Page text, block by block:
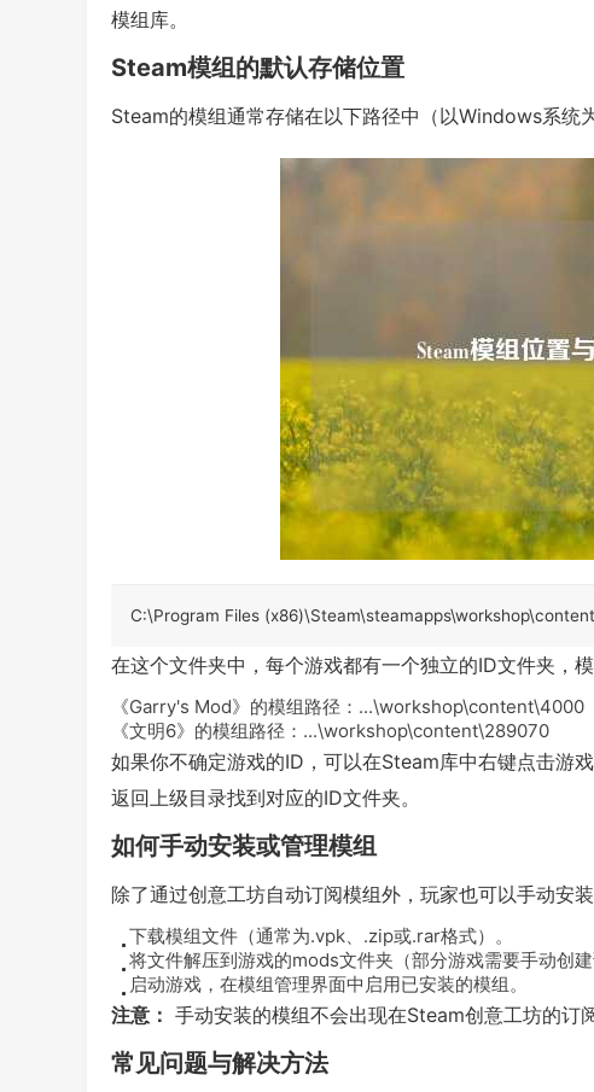
模组库。
Steam模组的默认存储位置
Steam的模组通常存储在以下路径中（以Windows系统
C:\Program Files (x86)\Steam\steamapps\workshop\content
在这个文件夹中，每个游戏都有一个独立的ID文件夹，模
《Garry's Mod》的模组路径： ...\workshop\content\4000
《文明6》的模组路径： ...\workshop\content\289070
如果你不确定游戏的ID，可以在Steam库中右键点击游
返回上级目录找到对应的ID文件夹。
如何手动安装或管理模组
除了通过创意工坊自动订阅模组外，玩家也可以手动安装
下载模组文件（通常为.vpk、 .zip或.rar格式）。
将文件解压到游戏的mods文件夹（部分游戏需要手动创建
启动游戏，在模组管理界面中启用已安装的模组。
注意： 手动安装的模组不会出现在Steam创意工坊的订
常见问题与解决方法